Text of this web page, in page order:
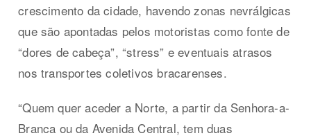
crescimento da cidade, havendo zonas nevrálgicas
que são apontadas pelos motoristas como fonte de
“dores de cabeça”, “stress” e eventuais atrasos
nos transportes coletivos bracarenses.
“Quem quer aceder a Norte, a partir da Senhora-a-
Branca ou da Avenida Central, tem duas